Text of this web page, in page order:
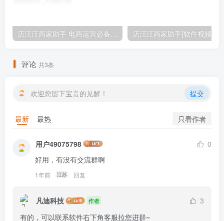
评论 共3条
欢迎您留下宝贵的见解！ 提交
最新 最热 只看作者
用户49075798
0
好用，有没有交流群啊
1年前 江苏 回复
凡迪科技 作者
3
有的，可以联系软件右下角客服拉您进群~